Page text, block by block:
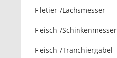
Filetier-/Lachsmesser
Fleisch-/Schinkenmesser
Fleisch-/Tranchiergabel